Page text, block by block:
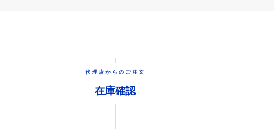
代理店からのご注文
在庫確認